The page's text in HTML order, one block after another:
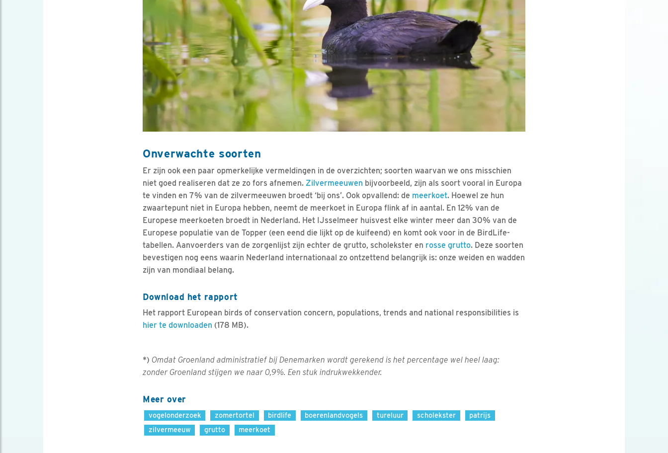
Onverwachte soorten
Er zijn ook een paar opmerkelijke vermeldingen in de overzichten; soorten waarvan we ons misschien
niet goed realiseren dat ze zo fors afnemen. Zilvermeeuwen bijvoorbeeld, zijn als soort vooral in Europa
te vinden en 7% van de zilvermeeuwen broedt ‘bij ons’. Ook opvallend: de meerkoet. Hoewel ze hun
zwaartepunt niet in Europa hebben, neemt de meerkoet in Europa flink af in aantal. En 12% van de
Europese meerkoeten broedt in Nederland. Het IJsselmeer huisvest elke winter meer dan 30% van de
Europese populatie van de Topper (een eend die lijkt op de kuifeend) en komt ook voor in de BirdLife-
tabellen. Aanvoerders van de zorgenlijst zijn echter de grutto, scholekster en rosse grutto. Deze soorten
bevestigen nog eens waarin Nederland internationaal zo ontzettend belangrijk is: onze weiden en wadden
zijn van mondiaal belang.
Download het rapport
Het rapport European birds of conservation concern, populations, trends and national responsibilities is
hier te downloaden (178 MB).
*) Omdat Groenland administratief bij Denemarken wordt gerekend is het percentage wel heel laag:
zonder Groenland stijgen we naar 0,9%. Een stuk indrukwekkender.
Meer over
vogelonderzoek zomertortel birdlife boerenlandvogels tureluur scholekster
patrijs
zilvermeeuw
grutto meerkoet